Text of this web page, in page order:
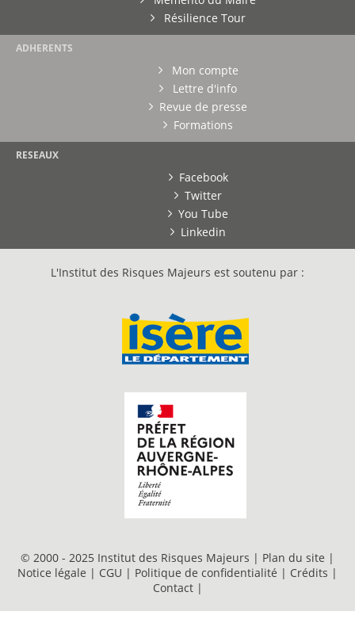
Résilience Tour
ADHERENTS
Mon compte
Lettre d'info
Revue de presse
Formations
RESEAUX
Facebook
Twitter
You Tube
Linkedin
L'Institut des Risques Majeurs est soutenu par :
© 2000 - 2025 Institut des Risques Majeurs | Plan du site |
Notice légale | CGU | Politique de confidentialité | Crédits |
Contact |